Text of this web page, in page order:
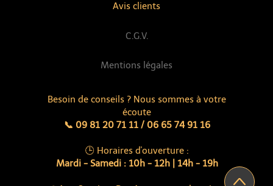
Avis clients
Besoin de conseils ? Nous sommes à votre
écoute
📞 09 81 20 71 11 / 06 65 74 91 16
🕒 Horaires d'ouverture :
Mardi - Samedi : 10h - 12h | 14h - 19h
Mentions légales
C.G.V.